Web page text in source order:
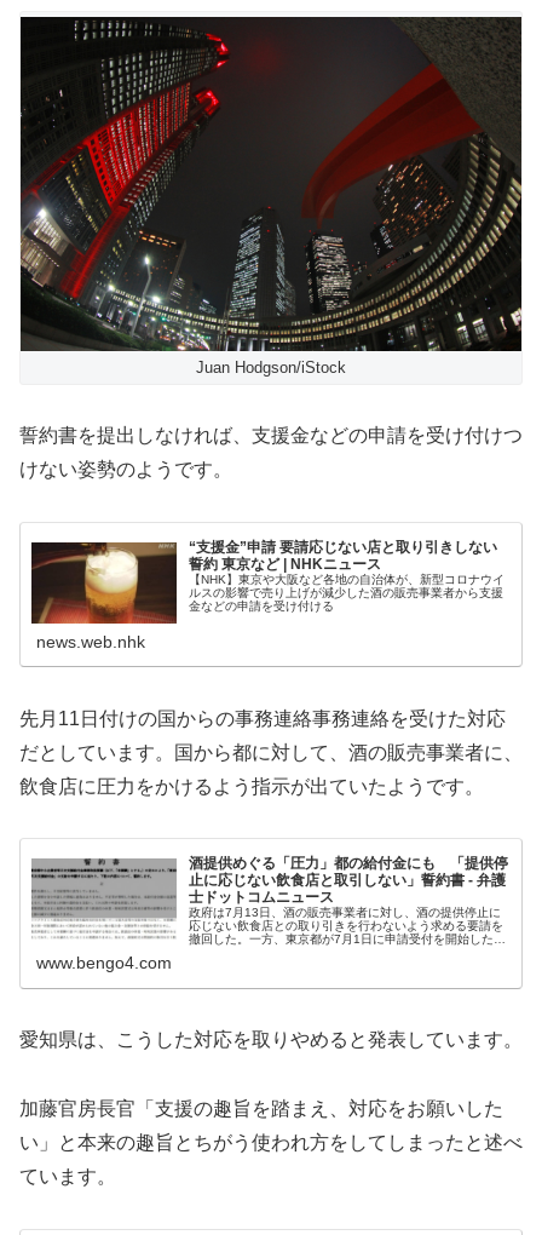
Juan Hodgson/iStock
誓約書を提出しなければ、支援金などの申請を受け付けつ
けない姿勢のようです。
“支援金”申請 要請応じない店と取り引きしない
誓約 東京など | NHKニュース
【NHK】東京や大阪など各地の自治体が、新型コロナウイ
ルスの影響で売り上げが減少した酒の販売事業者から支援
金などの申請を受け付ける
news.web.nhk
先月11日付けの国からの事務連絡事務連絡を受けた対応
だとしています。国から都に対して、酒の販売事業者に、
飲食店に圧力をかけるよう指示が出ていたようです。
酒提供めぐる「圧力」都の給付金にも 「提供停
止に応じない飲食店と取引しない」誓約書 - 弁護
士ドットコムニュース
政府は7月13日、酒の販売事業者に対し、酒の提供停止に
応じない飲食店との取り引きを行わないよう求める要請を
撤回した。一方、東京都が7月1日に申請受付を開始した、
www.bengo4.com
愛知県は、こうした対応を取りやめると発表しています。
加藤官房長官「支援の趣旨を踏まえ、対応をお願いした
い」と本来の趣旨とちがう使われ方をしてしまったと述べ
ています。